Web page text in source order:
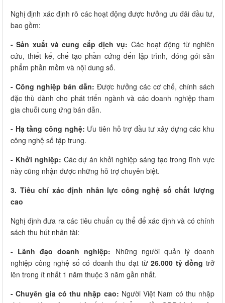
Nghị định xác định rõ các hoạt động được hưởng ưu đãi đầu tư,
bao gồm:
- Sản xuất và cung cấp dịch vụ: Các hoạt động từ nghiên
cứu, thiết kế, chế tạo phần cứng đến lập trình, đóng gói sản
phẩm phần mềm và nội dung số.
- Công nghiệp bán dẫn: Được hưởng các cơ chế, chính sách
đặc thù dành cho phát triển ngành và các doanh nghiệp tham
gia chuỗi cung ứng bán dẫn.
- Hạ tầng công nghệ: Ưu tiên hỗ trợ đầu tư xây dựng các khu
công nghệ số tập trung.
- Khởi nghiệp: Các dự án khởi nghiệp sáng tạo trong lĩnh vực
này cũng nhận được những hỗ trợ chuyên biệt.
3. Tiêu chí xác định nhân lực công nghệ số chất lượng
cao
Nghị định đưa ra các tiêu chuẩn cụ thể để xác định và có chính
sách thu hút nhân tài:
- Lãnh đạo doanh nghiệp: Những người quản lý doanh
nghiệp công nghệ số có doanh thu đạt từ26.000 tỷ đồng trở
lên trong ít nhất 1 năm thuộc 3 năm gần nhất.
- Chuyên gia có thu nhập cao: Người Việt Nam có thu nhập